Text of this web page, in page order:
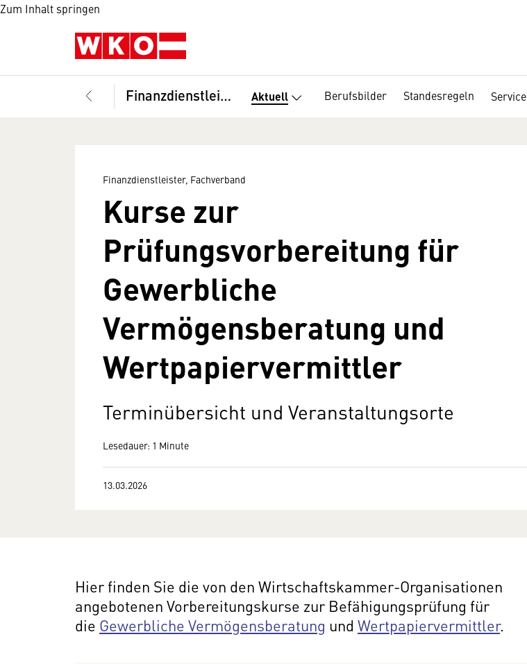
Zum Inhalt springen
Finanzdienstleister, Fachverband Aktuell Berufsbilder Standesregeln Service
Finanzdienstleister, Fachverband
Kurse zur
Prüfungsvorbereitung für
Gewerbliche
Vermögensberatung und
Wertpapiervermittler
Terminübersicht und Veranstaltungsorte
Lesedauer: 1 Minute
13.03.2026
Hier finden Sie die von den Wirtschaftskammer-Organisationen
angebotenen Vorbereitungskurse zur Befähigungsprüfung für
die Gewerbliche Vermögensberatung und Wertpapiervermittler.